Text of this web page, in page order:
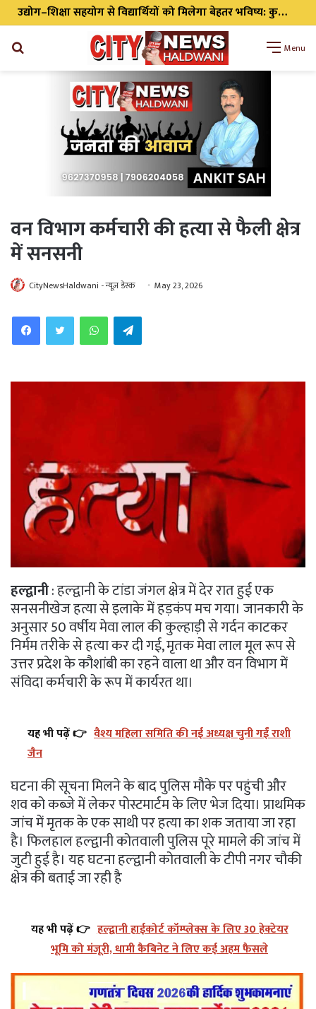
सीएम धामी ने भारी वर्षा को देखते हुए हाई अलर्ट पर रहने के दिए निर्देश सभी एजेंसी को किया अलर्ट
Menu
वन विभाग कर्मचारी की हत्या से फैली क्षेत्र
में सनसनी
CityNewsHaldwani - न्यूज़ डेस्क May 23, 2026
WhatsAppTelegram
हल्द्वानी: हल्द्वानी के टांडा जंगल क्षेत्र में देर रात हुई एक
सनसनीखेज हत्या से इलाके में हड़कंप मच गया। जानकारी के
अनुसार 50 वर्षीय मेवा लाल की कुल्हाड़ी से गर्दन काटकर
निर्मम तरीके से हत्या कर दी गई, मृतक मेवा लाल मूल रूप से
उत्तर प्रदेश के कौशांबी का रहने वाला था और वन विभाग में
संविदा कर्मचारी के रूप में कार्यरत था।
यह भी पढ़ें 👉 वैश्य महिला समिति की नई अध्यक्ष चुनी गईं राशी
जैन
घटना की सूचना मिलने के बाद पुलिस मौके पर पहुंची और
शव को कब्जे में लेकर पोस्टमार्टम के लिए भेज दिया। प्राथमिक
जांच में मृतक के एक साथी पर हत्या का शक जताया जा रहा
है। फिलहाल हल्द्वानी कोतवाली पुलिस पूरे मामले की जांच में
जुटी हुई है। यह घटना हल्द्वानी कोतवाली के टीपी नगर चौकी
क्षेत्र की बताई जा रही है
यह भी पढ़ें 👉 हल्द्वानी हाईकोर्ट कॉम्प्लेक्स के लिए 30 हेक्टेयर
भूमि को मंजूरी, धामी कैबिनेट ने लिए कई अहम फैसले